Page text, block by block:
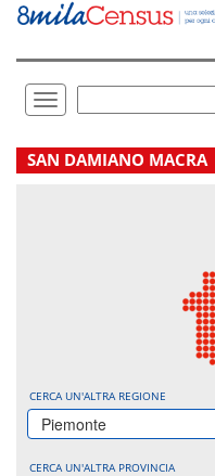
Vai
direttamente
Toggle
navigation
.
SAN DAMIANO MACRA
CERCA UN'ALTRA REGIONE
Piemonte
CERCA UN'ALTRA PROVINCIA